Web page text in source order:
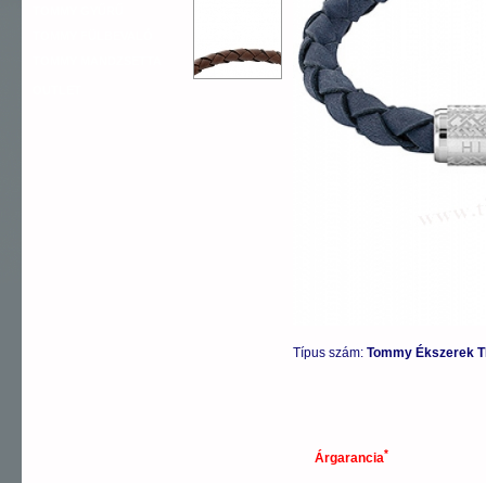
Típus szám: Tommy Ékszerek
Árgarancia*